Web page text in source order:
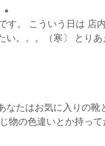
す。 こういう日は 店
い。。。（寒〕 とりあ
なたはお気に入りの
物の色違いとか持っ